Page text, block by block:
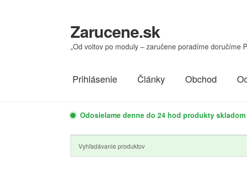
Preskočiť
na
navigáciu
Preskočiť
na
obsah
Zarucene.sk
„Od voltov po moduly – zaručene poradíme doručíme
Prihlásenie Články Obchod
Odosielame denne do 24 hod produkty skladom